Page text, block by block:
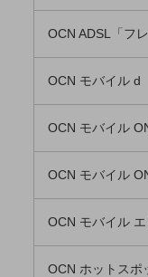
カテゴリーで探す
カテゴリーで探すTOP
ネットワーク・モバイル
電話・映像コミュニケー
OCN ADSL「フレ
OCN モバイル d
OCN モバイル
OCN モバイル
OCN モバイル
OCN ホットスポ